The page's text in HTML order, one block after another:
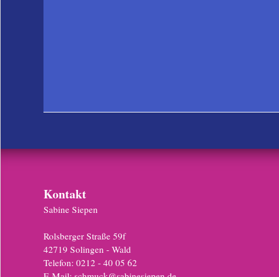
Kontakt
Sabine Siepen
Rolsberger Straße 59f
42719 Solingen - Wald
Telefon: 0212 - 40 05 62